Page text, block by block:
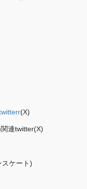
(X)
連twitter(X)
ケート)